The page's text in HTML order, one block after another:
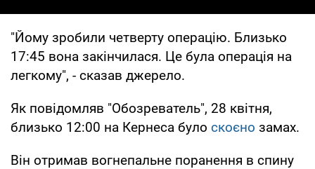
"Йому зробили четверту операцію. Близько
17:45 вона закінчилася. Це була операція на
легкому", - сказав джерело.
Як повідомляв "Обозреватель", 28 квітня,
близько 12:00 на Кернеса було скоєно замах.
Він отримав вогнепальне поранення в спину